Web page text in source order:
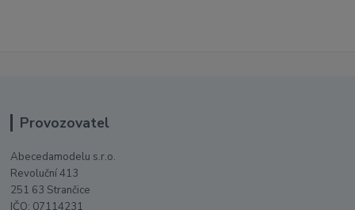
Provozovatel
Abecedamodelu s.r.o.
Revoluční 413
251 63 Strančice
IČO: 07114231